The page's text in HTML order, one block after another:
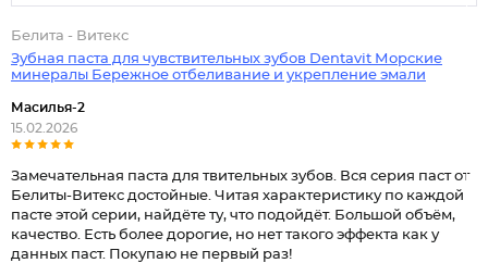
Белита - Витекс
Зубная паста для чувствительных зубов Dentavit Морские
минералы Бережное отбеливание и укрепление эмали
Масилья-2
15.02.2026
Замечательная паста для твительных зубов. Вся серия паст от
Белиты-Витекс достойные. Читая характеристику по каждой
пасте этой серии, найдёте ту, что подойдёт. Большой объём,
качество. Есть более дорогие, но нет такого эффекта как у
данных паст. Покупаю не первый раз!